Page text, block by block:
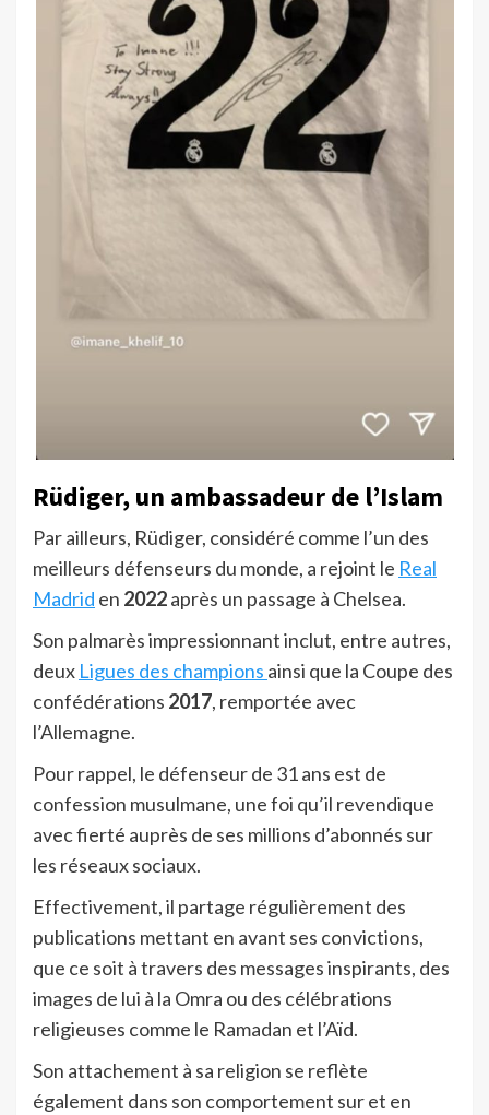
Rüdiger, un ambassadeur de l’Islam
Par ailleurs, Rüdiger, considéré comme l’un des
meilleurs défenseurs du monde, a rejoint le Real
Madrid en 2022après un passage à Chelsea.
Son palmarès impressionnant inclut, entre autres,
deux Ligues des champions ainsi que la Coupe des
confédérations 2017, remportée avec
l’Allemagne.
Pour rappel, le défenseur de 31 ans est de
confession musulmane, une foi qu’il revendique
avec fierté auprès de ses millions d’abonnés sur
les réseaux sociaux.
Effectivement, il partage régulièrement des
publications mettant en avant ses convictions,
que ce soit à travers des messages inspirants, des
images de lui à la Omra ou des célébrations
religieuses comme le Ramadan et l’Aïd.
Son attachement à sa religion se reflète
également dans son comportement sur et en